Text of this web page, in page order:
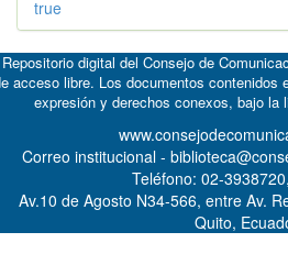
true
digital del Consejo de
acceso libre. Los documentos contenidos
expresión y derechos conexos, bajo la
Correo institucional -
Teléfono: 02-
Av.10 de Agosto N34-566, entre Av.
Quito,